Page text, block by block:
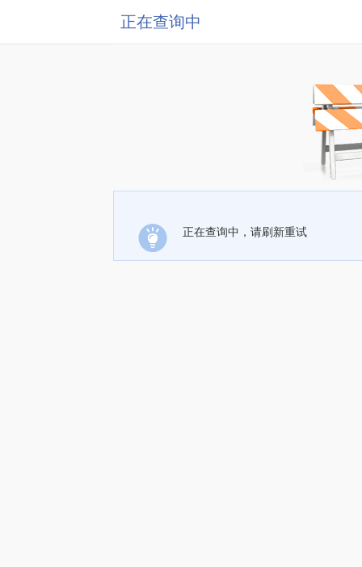
正在查询中
正在查询中，请刷新重试